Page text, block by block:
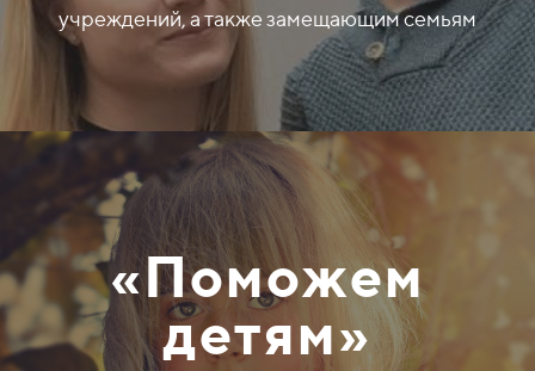
учреждений, а также замещающим семьям
«Поможем
детям»